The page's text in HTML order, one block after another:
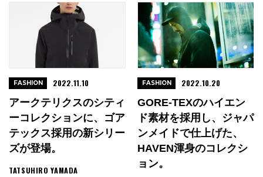
アークテリクスのシティ
ーコレクションに、ゴア
テックス採用の新シリー
ズが登場。
TATSUHIRO YAMADA
FASHION 2022.11.10
GORE-TEXのハイエン
ド素材を採用し、ジャパ
ンメイドで仕上げた、
HAVEN渾身のコレクシ
ョン。
FASHION 2022.10.20